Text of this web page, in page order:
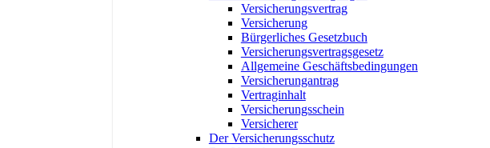
Versicherungsvertrag
Versicherung
Bürgerliches Gesetzbuch
Versicherungsvertragsgesetz
Allgemeine Geschäftsbedingungen
Versicherungantrag
Vertraginhalt
Versicherungsschein
Versicherer
Der Versicherungsschutz